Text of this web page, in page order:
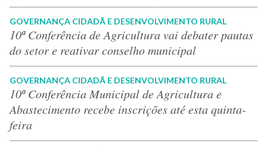
GOVERNANÇA CIDADÃ E DESENVOLVIMENTO RURAL
10ª Conferência de Agricultura vai debater pautas
do setor e reativar conselho municipal
GOVERNANÇA CIDADÃ E DESENVOLVIMENTO RURAL
10ª Conferência Municipal de Agricultura e
Abastecimento recebe inscrições até esta quinta-
feira